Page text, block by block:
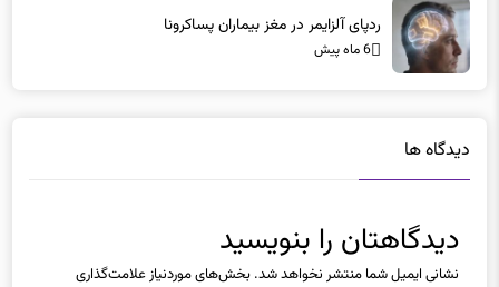
ردپای آلزایمر در مغز بیماران پساکرونا
6 ماه پیش
دیدگاه ها
دیدگاهتان را بنویسید
نشانی ایمیل شما منتشر نخواهد شد. بخش‌های موردنیاز علامت‌گذاری